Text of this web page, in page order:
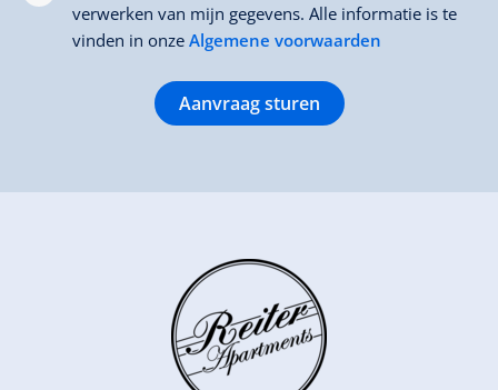
verwerken van mijn gegevens. Alle informatie is te
vinden in onze Algemene voorwaarden
Aanvraag sturen